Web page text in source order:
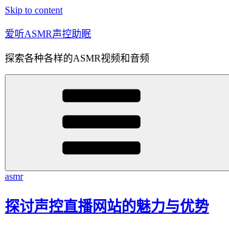
Skip to content
爱听ASMR声控助眠
探索各种各样的ASMR视频和音频
asmr
探讨声控直播网站的魅力与优势